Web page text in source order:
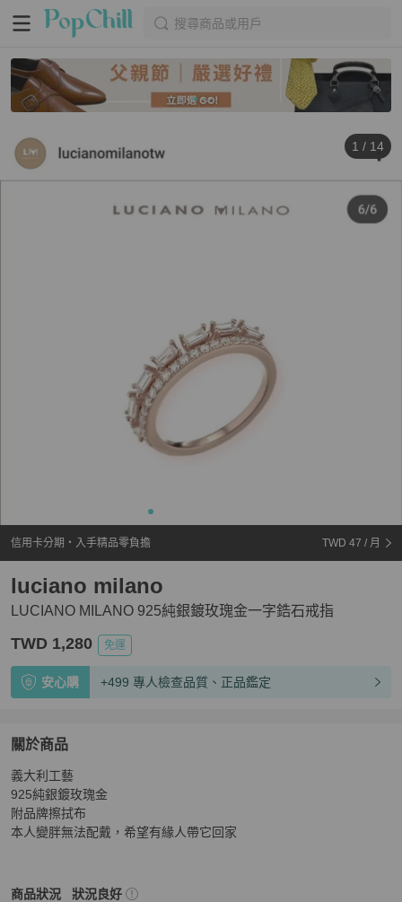
搜尋商品或用戶
1 / 14
信用卡分期・入手精品零負擔 TWD 47 / 月
LUCIANO MILANO 925純銀鍍玫瑰金一字鋯石戒指
luciano milano
TWD 1,280 免運
安心購 +499 專人檢查品質、正品鑑定
關於商品
關於LUCIANO MILANO 925純銀鍍玫瑰金一字鋯石戒指
義大利工藝
925純銀鍍玫瑰金
附品牌擦拭布
本人變胖無法配戴，希望有緣人帶它回家
商品狀況
女士配件 商品狀態與細節
狀況良好